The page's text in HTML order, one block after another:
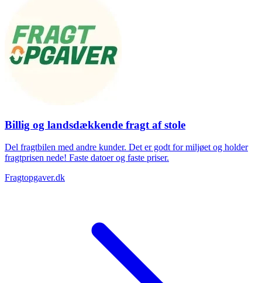
Billig og landsdækkende fragt af stole
Del fragtbilen med andre kunder. Det er godt for miljøet og holder
fragtprisen nede! Faste datoer og faste priser.
Fragtopgaver.dk